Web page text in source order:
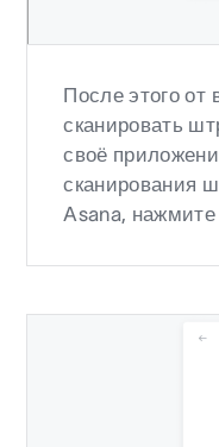
После этого от
сканировать
своё
сканирования
Asana,